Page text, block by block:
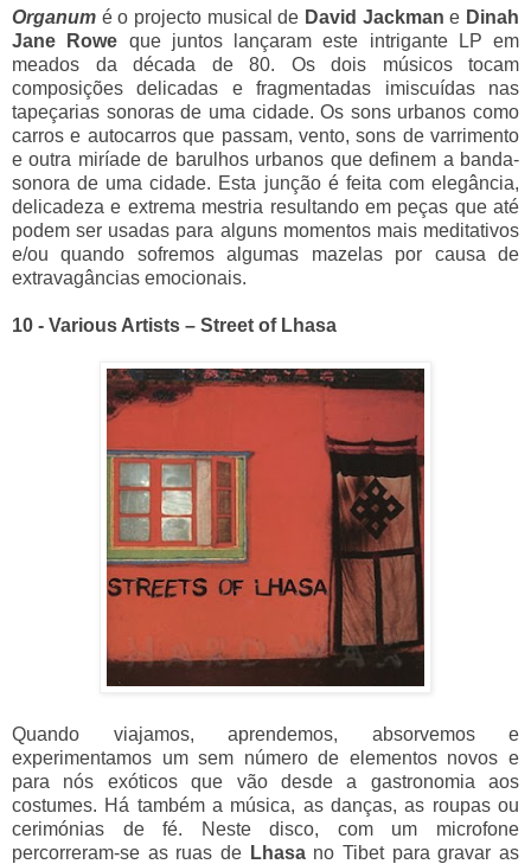
Organum é o projecto musical de David Jackmane Dinah
Jane Rowe que juntos lançaram este intrigante LP em
meados da década de 80. Os dois músicos tocam
composições delicadas e fragmentadas imiscuídas nas
tapeçarias sonoras de uma cidade. Os sons urbanos como
carros e autocarros que passam, vento, sons de varrimento
e outra miríade de barulhos urbanos que definem a banda-
sonora de uma cidade. Esta junção é feita com elegância,
delicadeza e extrema mestria resultando em peças que até
podem ser usadas para alguns momentos mais meditativos
e/ou quando sofremos algumas mazelas por causa de
extravagâncias emocionais.
10 - Various Artists – Street of Lhasa
Quando viajamos, aprendemos, absorvemos e
experimentamos um sem número de elementos novos e
para nós exóticos que vão desde a gastronomia aos
costumes. Há também a música, as danças, as roupas ou
cerimónias de fé. Neste disco, com um microfone
percorreram-se as ruas de Lhasano Tibet para gravar as